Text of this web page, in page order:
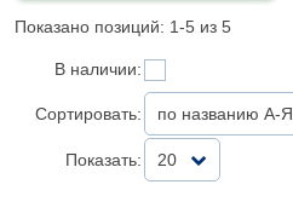
Показано позиций: 1-5 из 5
В наличии:
Сортировать: по названию А-Я
Показать: 20